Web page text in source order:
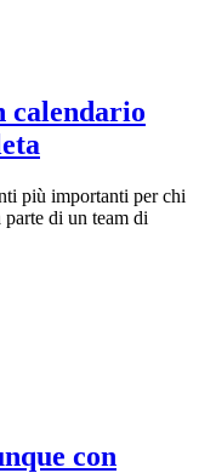
calendario
più importanti per chi
di un team di
con